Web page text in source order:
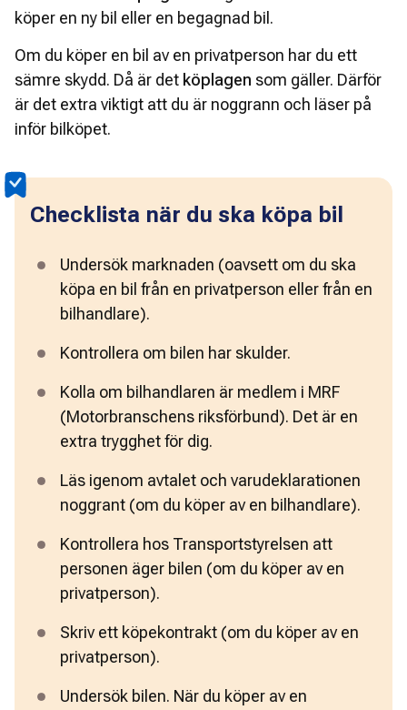
köper en ny bil eller en begagnad bil.
Om du köper en bil av en privatperson har du ett
sämre skydd. Då är det köplagen som gäller. Därför
är det extra viktigt att du är noggrann och läser på
inför bilköpet.
Checklista när du ska köpa bil
Undersök marknaden (oavsett om du ska
köpa en bil från en privatperson eller från en
bilhandlare).
Kontrollera om bilen har skulder.
Kolla om bilhandlaren är medlem i MRF
(Motorbranschens riksförbund). Det är en
extra trygghet för dig.
Läs igenom avtalet och varudeklarationen
noggrant (om du köper av en bilhandlare).
Kontrollera hos Transportstyrelsen att
personen äger bilen (om du köper av en
privatperson).
Skriv ett köpekontrakt (om du köper av en
privatperson).
Undersök bilen. När du köper av en